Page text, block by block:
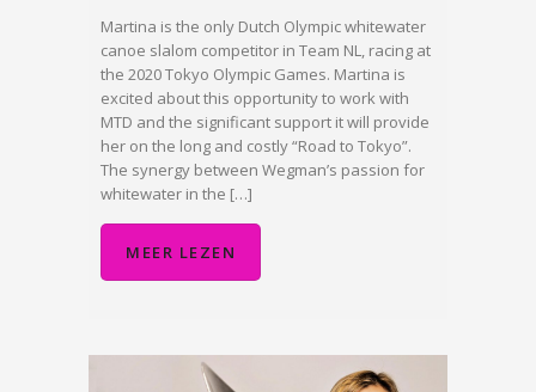
Martina is the only Dutch Olympic whitewater
canoe slalom competitor in Team NL, racing at
the 2020 Tokyo Olympic Games. Martina is
excited about this opportunity to work with
MTD and the significant support it will provide
her on the long and costly “Road to Tokyo”.
The synergy between Wegman’s passion for
whitewater in the […]
MEER LEZEN